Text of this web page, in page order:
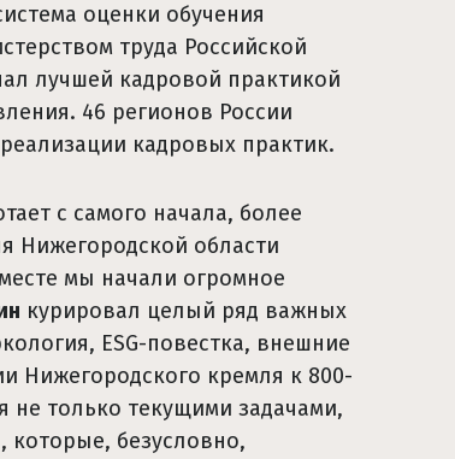
оценки обучения
труда Российской
лучшей кадровой практикой
46 регионов России
кадровых практик.
с самого начала, более
Нижегородской области
мы начали огромное
курировал целый ряд важных
ESG-повестка, внешние
Нижегородского кремля к 800-
не только текущими задачами,
которые, безусловно,